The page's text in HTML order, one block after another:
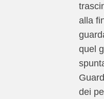
alla
quel
dei